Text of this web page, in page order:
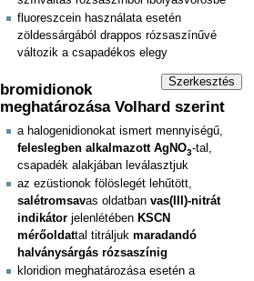
fluoreszcein használata esetén
zöldessárgából drappos rózsaszínűvé
változik a csapadékos elegy
Szerkesztés
bromidionok
meghatározása Volhard szerint
a halogenidionokat ismert mennyiségű,
feleslegben alkalmazott AgNO3-tal,
csapadék alakjában leválasztjuk
az ezüstionok fölöslegét lehűtött,
salétromsavas oldatban vas(III)-nitrát
indikátorjelenlétében KSCN
mérőoldattal titráljuk maradandó
halványsárgás rózsaszínig
kloridion meghatározása esetén a